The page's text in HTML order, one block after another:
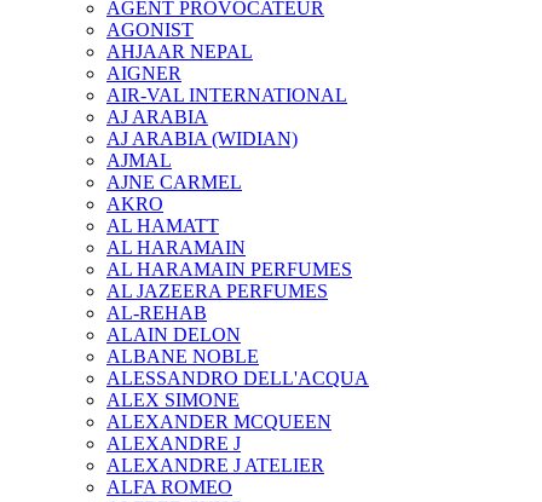
AGENT PROVOCATEUR
AGONIST
AHJAAR NEPAL
AIGNER
AIR-VAL INTERNATIONAL
AJ ARABIA
AJ ARABIA (WIDIAN)
AJMAL
AJNE CARMEL
AKRO
AL HAMATT
AL HARAMAIN
AL HARAMAIN PERFUMES
AL JAZEERA PERFUMES
AL-REHAB
ALAIN DELON
ALBANE NOBLE
ALESSANDRO DELL'ACQUA
ALEX SIMONE
ALEXANDER MCQUEEN
ALEXANDRE J
ALEXANDRE J ATELIER
ALFA ROMEO